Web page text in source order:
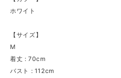
ホワイト
【サイズ】
M
着丈 : 70cm
バスト : 112cm